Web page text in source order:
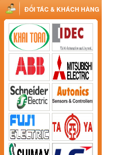
ĐỐI TÁC & KHÁCH HÀNG